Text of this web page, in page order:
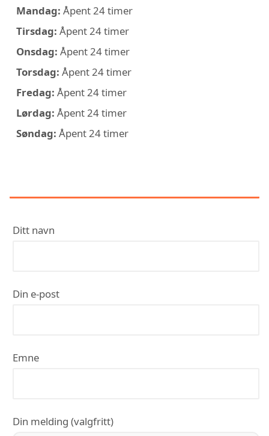
Mandag: Åpent 24 timer
Tirsdag: Åpent 24 timer
Onsdag: Åpent 24 timer
Torsdag: Åpent 24 timer
Fredag: Åpent 24 timer
Lørdag: Åpent 24 timer
Søndag: Åpent 24 timer
Ditt navn
Din e-post
Emne
Din melding (valgfritt)